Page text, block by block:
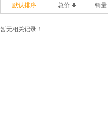
默认排序 总价 销量
暂无相关记录！